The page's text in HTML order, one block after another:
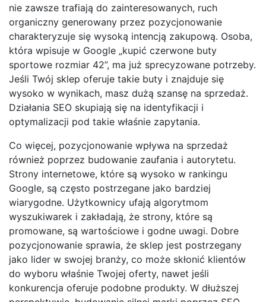
nie zawsze trafiają do zainteresowanych, ruch
organiczny generowany przez pozycjonowanie
charakteryzuje się wysoką intencją zakupową. Osoba,
która wpisuje w Google „kupić czerwone buty
sportowe rozmiar 42”, ma już sprecyzowane potrzeby.
Jeśli Twój sklep oferuje takie buty i znajduje się
wysoko w wynikach, masz dużą szansę na sprzedaż.
Działania SEO skupiają się na identyfikacji i
optymalizacji pod takie właśnie zapytania.
Co więcej, pozycjonowanie wpływa na sprzedaż
również poprzez budowanie zaufania i autorytetu.
Strony internetowe, które są wysoko w rankingu
Google, są często postrzegane jako bardziej
wiarygodne. Użytkownicy ufają algorytmom
wyszukiwarek i zakładają, że strony, które są
promowane, są wartościowe i godne uwagi. Dobre
pozycjonowanie sprawia, że sklep jest postrzegany
jako lider w swojej branży, co może skłonić klientów
do wyboru właśnie Twojej oferty, nawet jeśli
konkurencja oferuje podobne produkty. W dłuższej